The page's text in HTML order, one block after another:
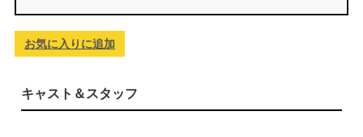
お気に入りに追加
キャスト＆スタッフ